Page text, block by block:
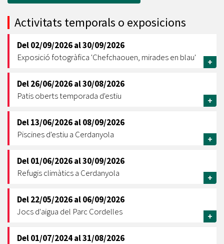
Activitats temporals o exposicions
Del02/09/2026al30/09/2026
Exposició fotogràfica 'Chefchaouen, mirades en blau'
+
Del26/06/2026al30/08/2026
Patis oberts temporada d'estiu
+
Del13/06/2026al08/09/2026
Piscines d'estiu a Cerdanyola
+
Del01/06/2026al30/09/2026
Refugis climàtics a Cerdanyola
+
Del22/05/2026al06/09/2026
Jocs d'aigua del Parc Cordelles
+
Del01/07/2024al31/08/2026